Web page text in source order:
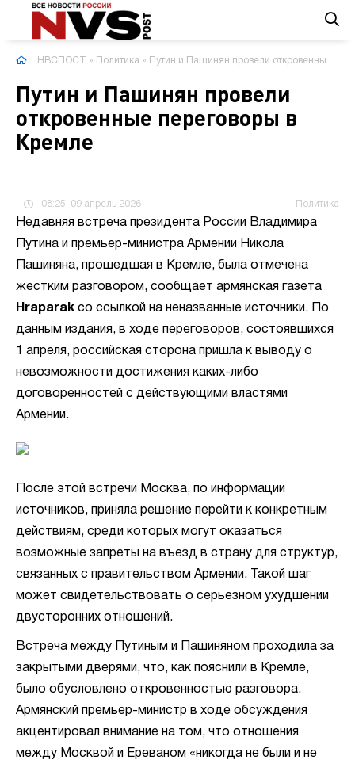
НВСПОСТ » Политика » Путин и Пашинян провели откровенные переговоры в Кремле
Путин и Пашинян провели
откровенные переговоры в
Кремле
08:25, 09 апрель 2026 Политика
Недавняя встреча президента России Владимира
Путина и премьер-министра Армении Никола
Пашиняна, прошедшая в Кремле, была отмечена
жестким разговором, сообщает армянская газета
Hraparak со ссылкой на неназванные источники. По
данным издания, в ходе переговоров, состоявшихся
1 апреля, российская сторона пришла к выводу о
невозможности достижения каких-либо
договоренностей с действующими властями
Армении.
После этой встречи Москва, по информации
источников, приняла решение перейти к конкретным
действиям, среди которых могут оказаться
возможные запреты на въезд в страну для структур,
связанных с правительством Армении. Такой шаг
может свидетельствовать о серьезном ухудшении
двусторонних отношений.
Встреча между Путиным и Пашиняном проходила за
закрытыми дверями, что, как пояснили в Кремле,
было обусловлено откровенностью разговора.
Армянский премьер-министр в ходе обсуждения
акцентировал внимание на том, что отношения
между Москвой и Ереваном «никогда не были и не